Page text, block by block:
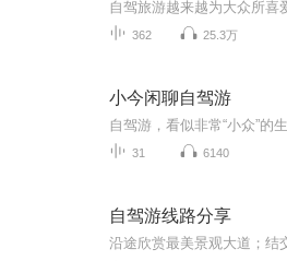
362 25.3万
小今闲聊自驾游
31 6140
自驾游线路分享